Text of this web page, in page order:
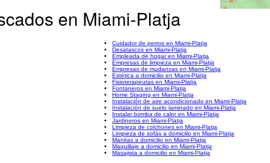
en Miami-Platja
Cuidador de perros en Miami-Platja
Desatascos en Miami-Platja
Empleada de hogar en Miami-Platja
Empresas de limpieza en Miami-Platja
Empresas de mudanzas en Miami-Platja
Estética a domicilio en Miami-Platja
Fisioterapeutas en Miami-Platja
Fontaneros en Miami-Platja
Home Staging en Miami-Platja
Instalación de aire acondicionado en Miami-Platja
Instalación de suelo laminado en Miami-Platja
Instalar bomba de calor en Miami-Platja
Jardineros en Miami-Platja
Limpieza de colchones en Miami-Platja
Limpieza de sofás a domicilio en Miami-Platja
Manitas a domicilio en Miami-Platja
Maquillaje a domicilio en Miami-Platja
Masajista a domicilio en Miami-Platja